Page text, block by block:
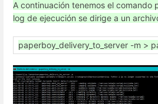
A continuación tenemos el comando
log de ejecución se dirige a un
paperboy_delivery_to_server -m >